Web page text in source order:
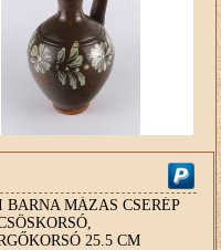
BARNA MÁZAS CSERÉP
25.5 CM